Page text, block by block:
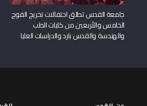
جامعة القدس تطلق احتفالات تخريج الفوج
الخامس والأربعين من كليات الطب
والهندسة والقدس بارد والدراسات العليا